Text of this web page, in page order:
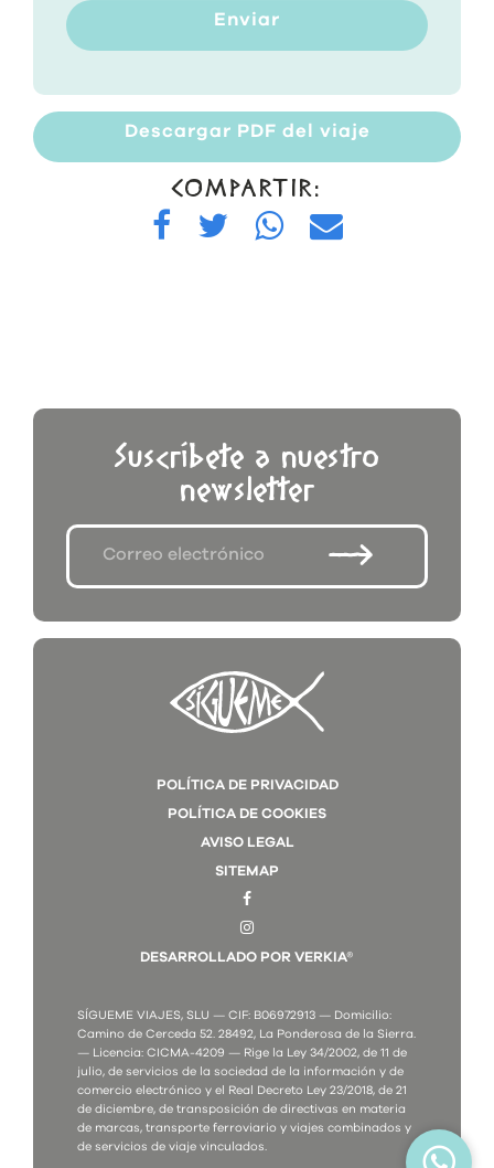
Enviar
Descargar PDF del viaje
COMPARTIR:
Suscríbete a nuestro
newsletter
POLÍTICA DE PRIVACIDAD
POLÍTICA DE COOKIES
AVISO LEGAL
SITEMAP
DESARROLLADO POR VERKIA®
SÍGUEME VIAJES, SLU — CIF: B06972913 — Domicilio:
Camino de Cerceda 52. 28492, La Ponderosa de la Sierra.
— Licencia: CICMA-4209 — Rige la Ley 34/2002, de 11 de
julio, de servicios de la sociedad de la información y de
comercio electrónico y el Real Decreto Ley 23/2018, de 21
de diciembre, de transposición de directivas en materia
de marcas, transporte ferroviario y viajes combinados y
de servicios de viaje vinculados.